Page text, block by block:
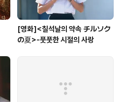
[영화]<칠석날의 약속 チルソク
の夏>-풋풋한 시절의 사랑